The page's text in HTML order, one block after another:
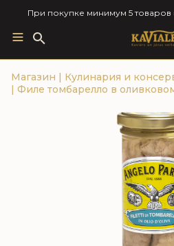
При покупке минимум 5 товаров
Search
for:
Магазин | Кулинария и
| Филе томбарелло в